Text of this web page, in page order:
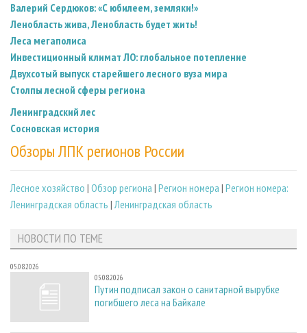
Валерий Сердюков: «С юбилеем, земляки!»
Ленобласть жива, Ленобласть будет жить!
Леса мегаполиса
Инвестиционный климат ЛО: глобальное потепление
Двухсотый выпуск старейшего лесного вуза мира
Столпы лесной сферы региона
Ленинградский лес
Сосновская история
Обзоры ЛПК регионов России
Лесное хозяйство | Обзор региона | Регион номера | Регион номера:
Ленинградская область | Ленинградская область
НОВОСТИ ПО ТЕМЕ
05.08.2026
05.08.2026
Путин подписал закон о санитарной вырубке
погибшего леса на Байкале